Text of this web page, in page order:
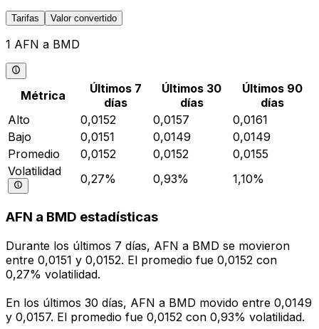
Tarifas Valor convertido
1 AFN a BMD
Métrica
Últimos 7
días
Últimos 30
días
Últimos 90
días
Alto
0,0152 0,0157
0,0161
Bajo
0,0151 0,0149
0,0149
Promedio
0,0152 0,0152
0,0155
Volatilidad
0,27% 0,93% 1,10%
AFN a BMD estadísticas
Durante los últimos 7 días, AFN a BMD se movieron
entre 0,0151 y 0,0152. El promedio fue 0,0152 con
0,27% volatilidad.
En los últimos 30 días, AFN a BMD movido entre 0,0149
y 0,0157. El promedio fue 0,0152 con 0,93% volatilidad.